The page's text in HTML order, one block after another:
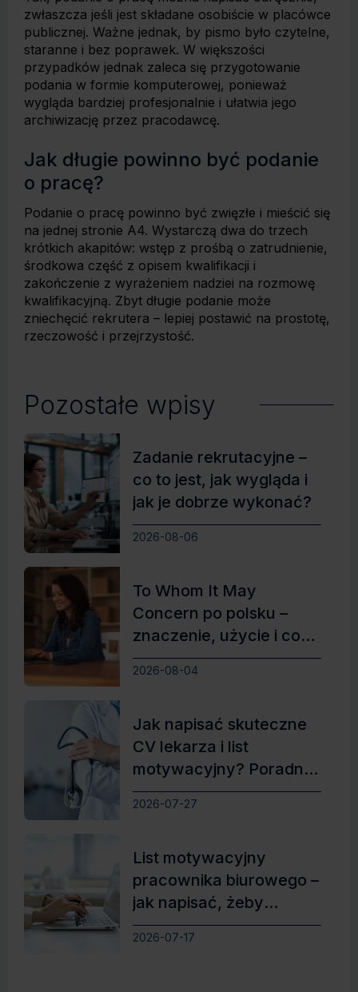
zwłaszcza jeśli jest składane osobiście w placówce
publicznej. Ważne jednak, by pismo było czytelne,
staranne i bez poprawek. W większości
przypadków jednak zaleca się przygotowanie
podania w formie komputerowej, ponieważ
wygląda bardziej profesjonalnie i ułatwia jego
archiwizację przez pracodawcę.
Jak długie powinno być podanie
o pracę?
Podanie o pracę powinno być zwięzłe i mieścić się
na jednej stronie A4. Wystarczą dwa do trzech
krótkich akapitów: wstęp z prośbą o zatrudnienie,
środkowa część z opisem kwalifikacji i
zakończenie z wyrażeniem nadziei na rozmowę
kwalifikacyjną. Zbyt długie podanie może
zniechęcić rekrutera – lepiej postawić na prostotę,
rzeczowość i przejrzystość.
Pozostałe wpisy
Zadanie rekrutacyjne –
co to jest, jak wygląda i
jak je dobrze wykonać?
2026-08-06
To Whom It May
Concern po polsku –
znaczenie, użycie i co
zamiast
2026-08-04
Jak napisać skuteczne
CV lekarza i list
motywacyjny? Poradnik
z przykładami
2026-07-27
List motywacyjny
pracownika biurowego –
jak napisać, żeby
zdobyć wymarzoną
pracę
2026-07-17